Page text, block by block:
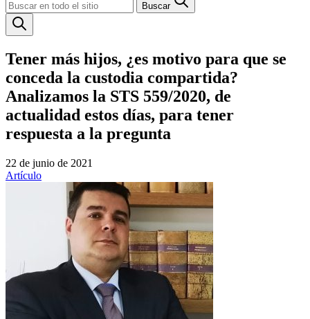
Buscar
Tener más hijos, ¿es motivo para que se
conceda la custodia compartida?
Analizamos la STS 559/2020, de
actualidad estos días, para tener
respuesta a la pregunta
22 de junio de 2021
Artículo